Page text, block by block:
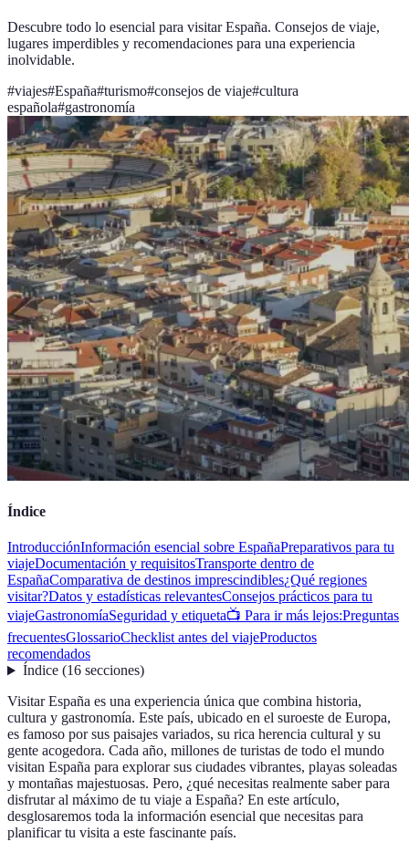
Descubre todo lo esencial para visitar España. Consejos de viaje,
lugares imperdibles y recomendaciones para una experiencia
inolvidable.
#viajes#España#turismo#consejos de viaje#cultura
española#gastronomía
Índice
IntroducciónInformación esencial sobre EspañaPreparativos para tu
viajeDocumentación y requisitosTransporte dentro de
EspañaComparativa de destinos imprescindibles¿Qué regiones
visitar?Datos y estadísticas relevantesConsejos prácticos para tu
viajeGastronomíaSeguridad y etiqueta📺 Para ir más lejos:Preguntas
frecuentesGlossarioChecklist antes del viajeProductos
recomendados
Índice(16 secciones)
Visitar España es una experiencia única que combina historia,
cultura y gastronomía. Este país, ubicado en el suroeste de Europa,
es famoso por sus paisajes variados, su rica herencia cultural y su
gente acogedora. Cada año, millones de turistas de todo el mundo
visitan España para explorar sus ciudades vibrantes, playas soleadas
y montañas majestuosas. Pero, ¿qué necesitas realmente saber para
disfrutar al máximo de tu viaje a España? En este artículo,
desglosaremos toda la información esencial que necesitas para
planificar tu visita a este fascinante país.